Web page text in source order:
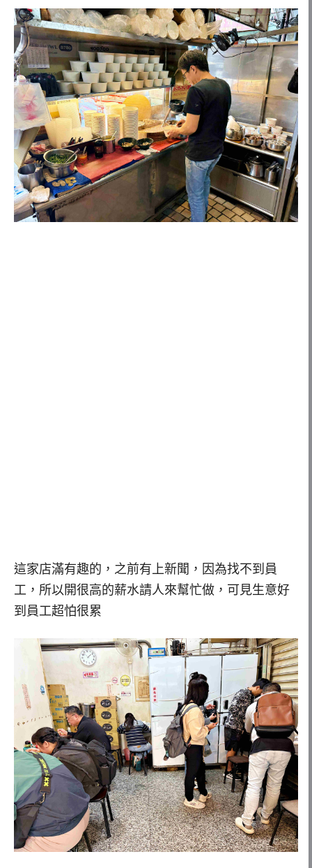
這家店滿有趣的，之前有上新聞，因為找不到員
工，所以開很高的薪水請人來幫忙做，可見生意好
到員工超怕很累